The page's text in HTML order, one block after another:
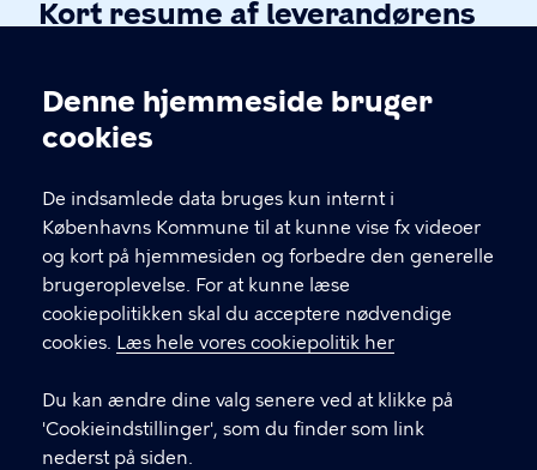
Cookieindstillinger
Denne hjemmeside bruger
cookies
De indsamlede data bruges kun internt i
Københavns Kommune til at kunne vise fx videoer
og kort på hjemmesiden og forbedre den generelle
brugeroplevelse. For at kunne læse
cookiepolitikken skal du acceptere nødvendige
cookies. Læs hele vores cookiepolitik her
Du kan ændre dine valg senere ved at klikke på
'Cookieindstillinger', som du finder som link
nederst på siden.
Kort resume af leverandørens
DEKRA
KONTAKT